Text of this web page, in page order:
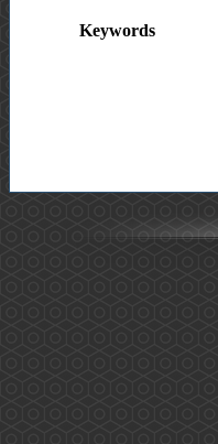
Keywords